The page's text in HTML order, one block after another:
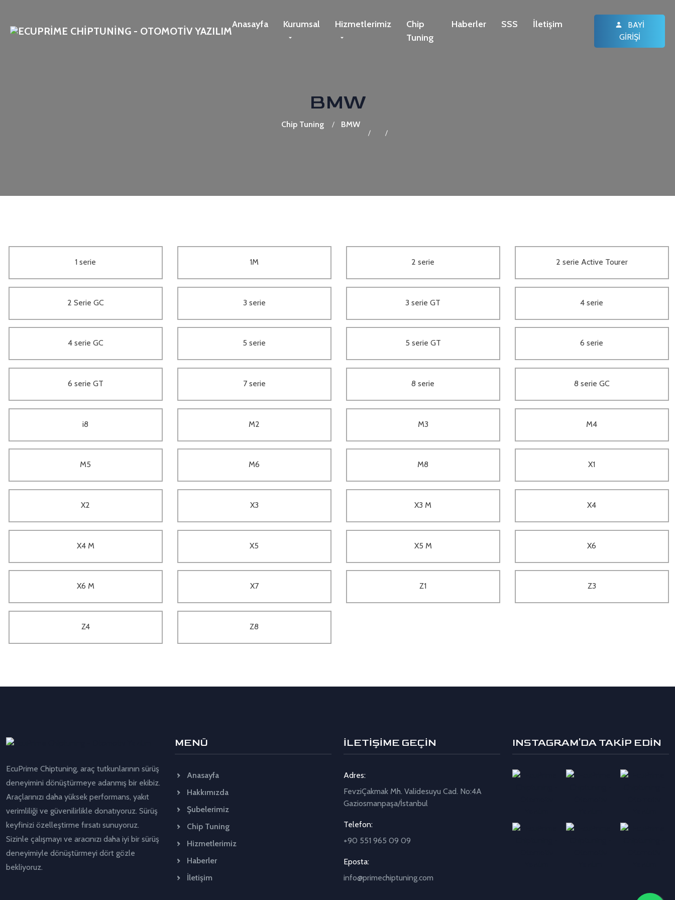
Anasayfa Kurumsal Hizmetlerimiz
Chip
Tuning
Haberler SSS İletişim
BAYI
GIRIŞI
BMW
Chip Tuning BMW
1 serie 1M 2 serie 2 serie Active Tourer
2 Serie GC 3 serie 3 serie GT 4 serie
4 serie GC 5 serie 5 serie GT 6 serie
6 serie GT 7 serie 8 serie 8 serie GC
i8 M2 M3 M4
M5 M6 M8 X1
X2 X3 X3 M X4
X4 M X5 X5 M X6
X6 M X7 Z1 Z3
Z4 Z8
EcuPrime Chiptuning, araç tutkunlarının sürüş
deneyimini dönüştürmeye adanmış bir ekibiz.
Araçlarınızı daha yüksek performans, yakıt
verimliliği ve güvenilirlikle donatıyoruz. Sürüş
keyfinizi özelleştirme fırsatı sunuyoruz.
Sizinle çalışmayı ve aracınızı daha iyi bir sürüş
deneyimiyle dönüştürmeyi dört gözle
bekliyoruz.
MENÜ
Anasayfa
Hakkımızda
Şubelerimiz
Chip Tuning
Hizmetlerimiz
Haberler
İletişim
İLETİŞİME GEÇİN
Adres:
FevziÇakmak Mh. Validesuyu Cad. No:4A
Gaziosmanpaşa/İstanbul
Telefon:
+90 551 965 09 09
Eposta:
info@primechiptuning.com
INSTAGRAM'DA TAKİP EDİN